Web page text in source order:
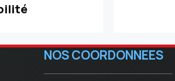
NOS COORDONNEES